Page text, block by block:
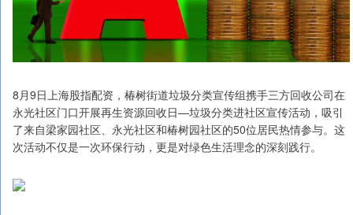
8月9日上海股指配资，椿树街道垃圾分类宣传组携手三方回收公司在
永光社区门口开展再生资源回收日—垃圾分类进社区宣传活动，吸引
了来自梁家园社区、永光社区和椿树园社区的50位居民热情参与。这
次活动不仅是一次环保行动，更是对绿色生活理念的深刻践行。